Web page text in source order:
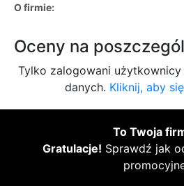
O firmie:
Oceny na
Tylko zalogowani
danych. Kliknij, aby
To Twoja
Gratulacje! Sprawdź jak